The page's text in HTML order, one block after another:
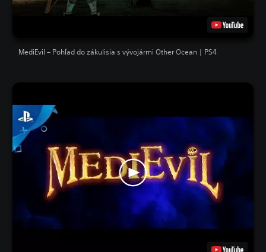
MediEvil – Pohľad do zákulisia s vývojármi Other Ocean | PS4